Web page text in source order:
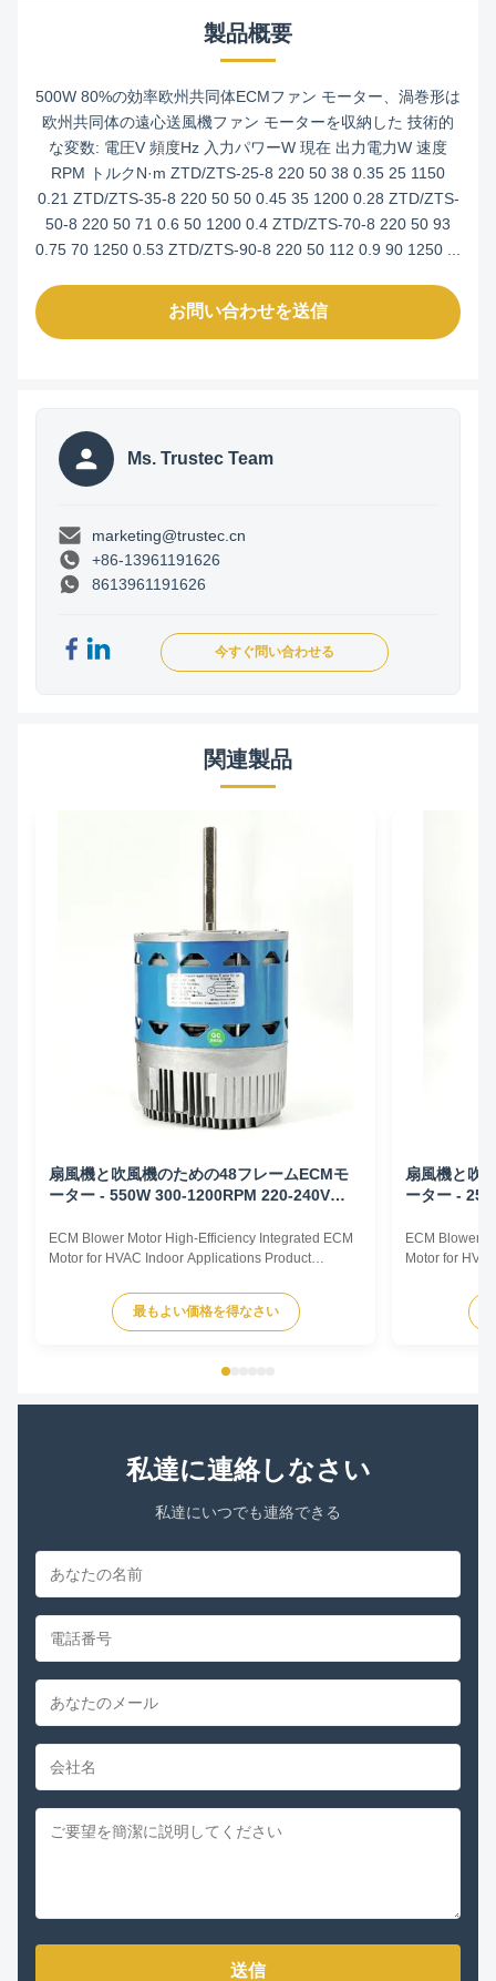
製品概要
500W 80%の効率欧州共同体ECMファン モーター、渦巻形は
欧州共同体の遠心送風機ファン モーターを収納した 技術的
な変数: 電圧V 頻度Hz 入力パワーW 現在 出力電力W 速度
RPM トルクN·m ZTD/ZTS-25-8 220 50 38 0.35 25 1150
0.21 ZTD/ZTS-35-8 220 50 50 0.45 35 1200 0.28 ZTD/ZTS-
50-8 220 50 71 0.6 50 1200 0.4 ZTD/ZTS-70-8 220 50 93
0.75 70 1250 0.53 ZTD/ZTS-90-8 220 50 112 0.9 90 1250 ...
お問い合わせを送信
Ms. Trustec Team
marketing@trustec.cn
+86-13961191626
8613961191626
今すぐ問い合わせる
関連製品
扇風機と吹風機のための48フレームECMモ
ーター - 550W 300-1200RPM 220-240V
ECM Blower Motor High-Efficiency Integrated ECM
Motor for HVAC Indoor Applications Product
efficiency, fully integrated motor solution designed
for indoor HVAC air-moving equipment. By
最もよい価格を得なさい
扇風機と吹
ーター -
ECM Blower
Motor for
efficiency,
for indoor
私達に連絡しなさい
私達にいつでも連絡できる
送信